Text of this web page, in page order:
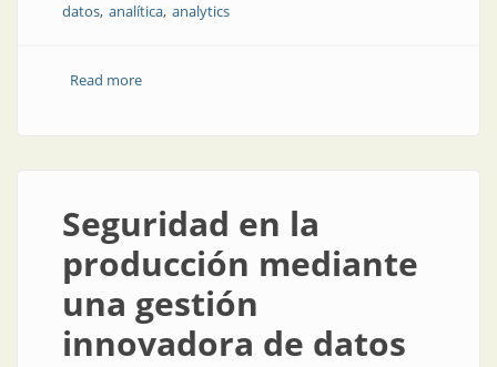
datos analítica analytics
Read moreabout Analítica industrial para la ingeniería de
Seguridad en la
producción mediante
una gestión
innovadora de datos